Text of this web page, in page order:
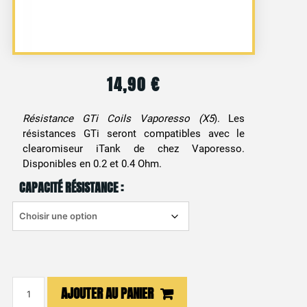
14,90€
Résistance GTi Coils Vaporesso (X5). Les
résistances GTi seront compatibles avec le
clearomiseur iTank de chez Vaporesso.
Disponibles en 0.2 et 0.4 Ohm.
CAPACITÉ RÉSISTANCE :
AJOUTER AU PANIER